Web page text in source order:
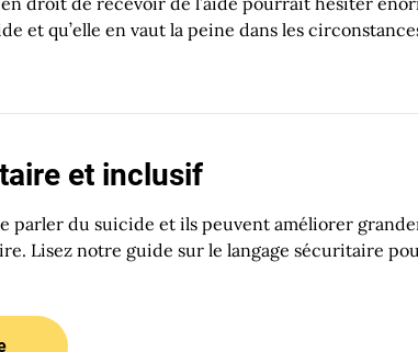
et qu’elle en vaut la peine dans les
et inclusif
parler du suicide et ils peuvent améliorer
Lisez notre guide sur le langage sécuritaire